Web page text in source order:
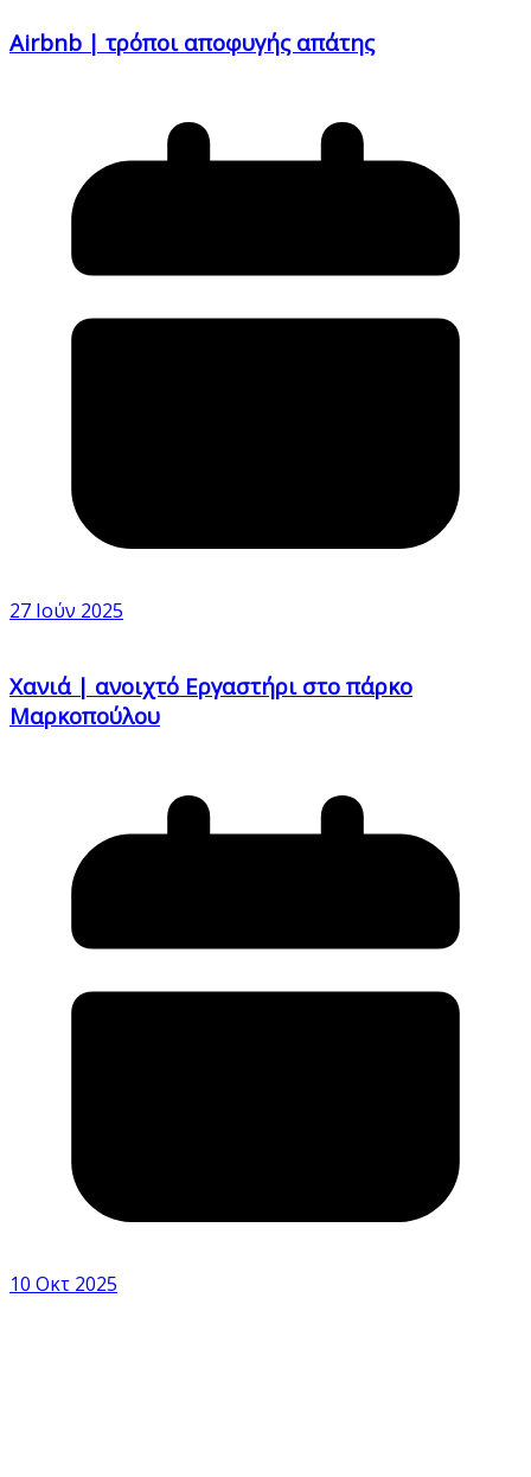
Airbnb | τρόποι αποφυγής απάτης
27 Ιούν 2025
Χανιά | ανοιχτό Εργαστήρι στο πάρκο
Μαρκοπούλου
10 Οκτ 2025